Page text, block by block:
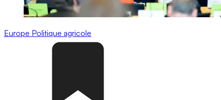
Europe Politique agricole